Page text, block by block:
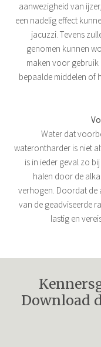
aanwezigheid van
een nadelig effect
jacuzzi. Tevens
genomen kunnen
maken voor gebruik
bepaalde middelen of
Water dat
waterontharder is niet
is in ieder geval zo
halen door de
verhogen. Doordat de
van de geadviseerde
lastig en
Download